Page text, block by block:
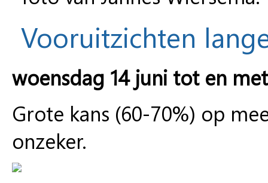
Vooruitzichten
woensdag 14 juni tot en
Grote kans (60-70%) op
onzeker.